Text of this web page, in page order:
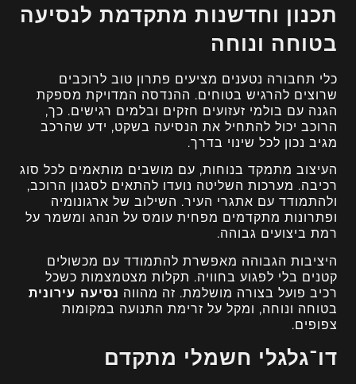
תכנון וחדשנות מתקדמת לנסיעה
בטוחה ונוחה
כלי תחבורה נטענים מציעים פתרון טוב לרוכבים
שרוצים להרגיש בטוחים. ההנדסה המדויקת מספקת
הגנה עם בולמי זעזועים חזקים ובלמים רגישים. כך,
הרוכב יכול להתחיל את הנסיעה בשקט, ידע שהרכב
מגיב נכון לכל שינוי בדרך.
העיצוב מתמקד בנוחות, עם מושבים מותאמים לכל סוג
רכיבה. מערכות השליטה נועדו להתאים לסגנון הרוכב,
ולהתמודד עם אתגרי העיר. השילוב של ארגונומיה
ופתרונות מתקדמים מפחית עומס על הנהג ומשמר על
רמת ביצועים גבוהה.
היציבות הגבוהה מאפשרת להתמודד עם מכשולים
קטנים בלי לפגוע בחוויה. תקלות מצטמצמות כשכל
רכיב פועל בצורה מושלמת. זה מהווה נסיעה עירונית
בטוחה ונוחה, ומקל על זרימת התנועה במקומות
צפופים.
דו־גלגלי חשמלי מתקדם